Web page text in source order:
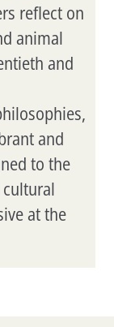
reflect on
animal
and
and
to the
at the